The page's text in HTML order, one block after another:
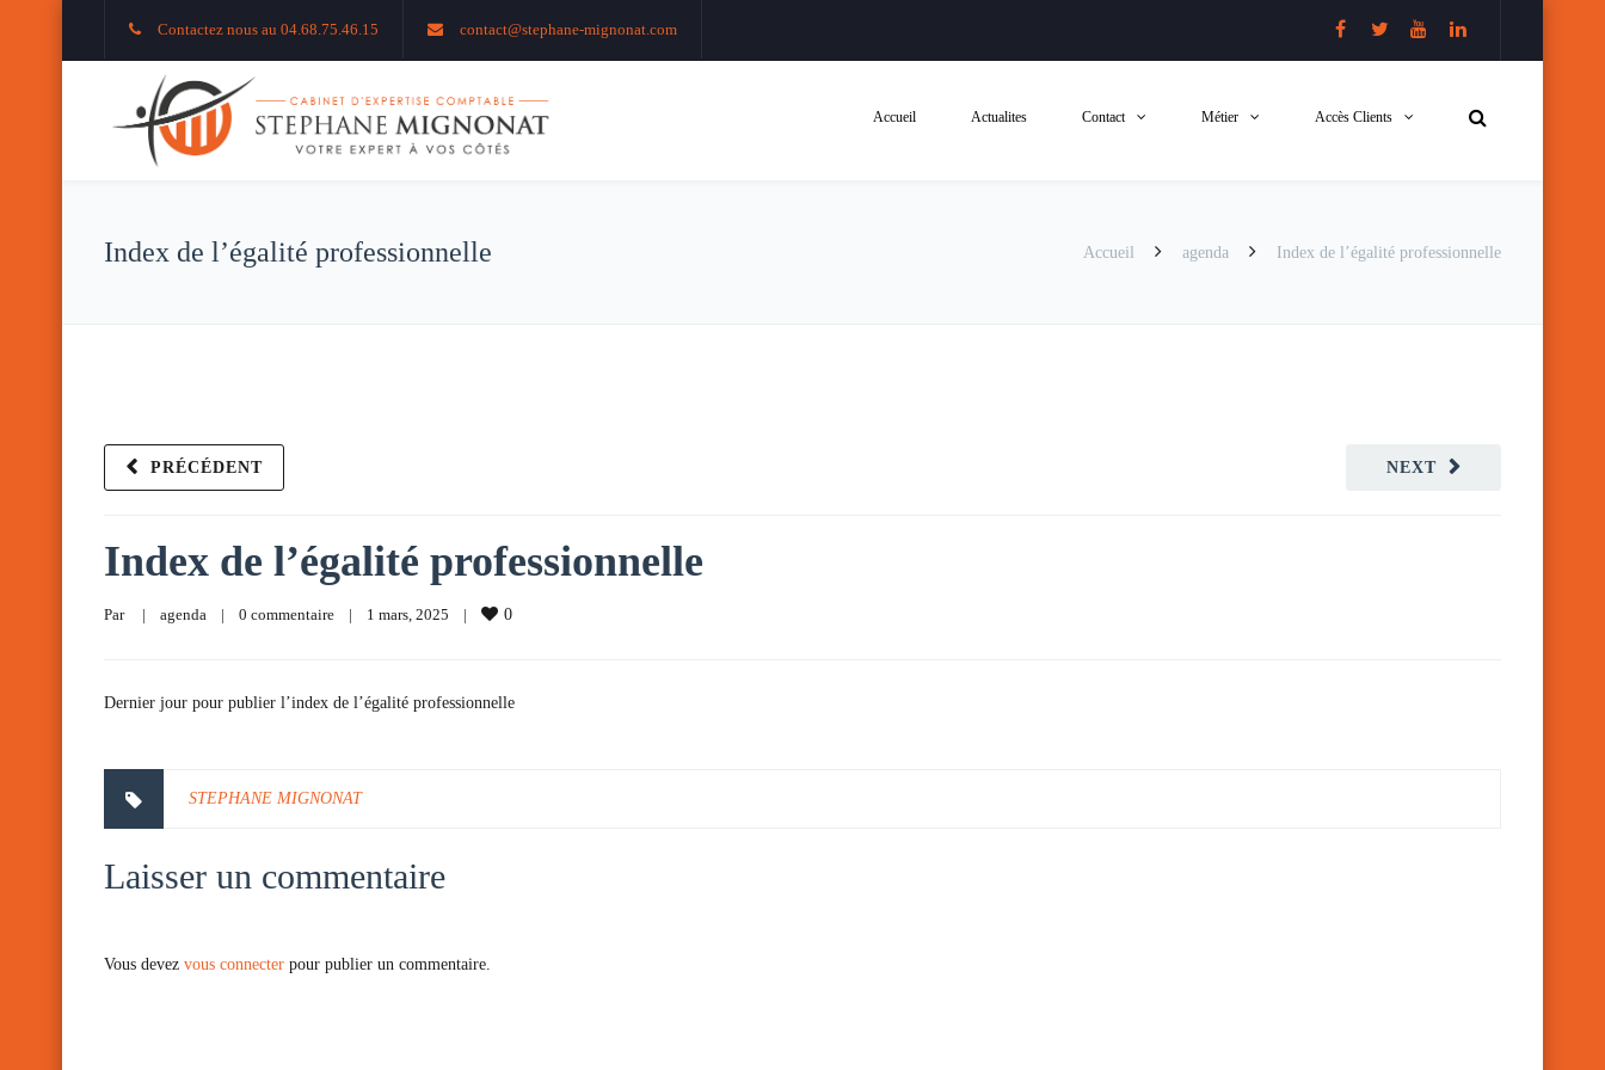
Contactez nous au 04.68.75.46.15 contact@stephane-mignonat.com
Accueil Actualites Contact Métier Accès Clients
Index de l’égalité professionnelle Accueil agenda Index de l’égalité professionnelle
NEXT
PRÉCÉDENT
Index de l’égalité professionnelle
Par | agenda | 0 commentaire | 1 mars, 2025 | 0
Dernier jour pour publier l’index de l’égalité professionnelle
STEPHANE MIGNONAT
Laisser un commentaire
Vous devez vous connecter pour publier un commentaire.